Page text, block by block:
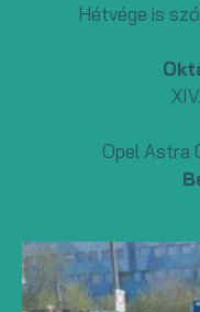
Hétvége is
Opel Astra